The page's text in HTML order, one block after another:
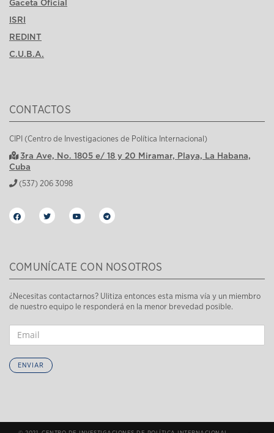
Gaceta Oficial
ISRI
REDINT
C.U.B.A.
CONTACTOS
CIPI (Centro de Investigaciones de Política Internacional)
3ra Ave, No. 1805 e/ 18 y 20 Miramar, Playa, La Habana,
Cuba
(537) 206 3098
COMUNÍCATE CON NOSOTROS
¿Necesitas contactarnos? Ulitiza entonces esta misma vía y un miembro
de nuestro equipo le responderá en la menor brevedad posible.
ENVIAR